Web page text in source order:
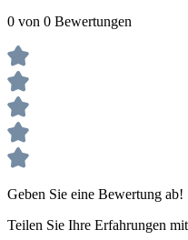
0 von 0 Bewertungen
Geben Sie eine Bewertung ab!
Teilen Sie Ihre Erfahrungen